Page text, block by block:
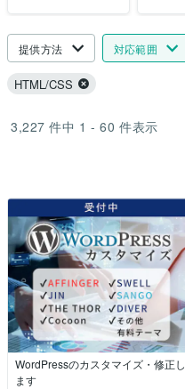
提供方法 対応範囲
HTML/CSS
3,227 件中 1 - 60 件表示
WordPressのカスタマイズ・修正し
ます